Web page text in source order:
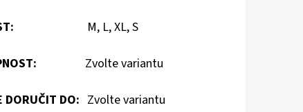
: M, L, XL, S
Zvolte variantu
DORUČIT DO: Zvolte variantu